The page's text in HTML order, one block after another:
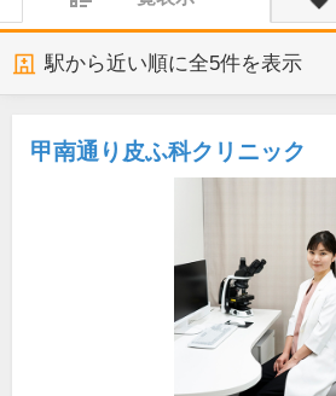
駅から近い順に全5件を表示
甲南通り皮ふ科クリニック